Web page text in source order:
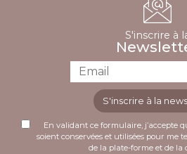
S'inscrire à
S'inscrire à la
En validant ce formulaire, j’accepte
soient conservées et utilisées pour me
de la plate-forme et de la